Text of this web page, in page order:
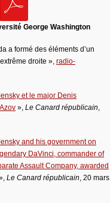
George Washington
a formé des éléments d’un
droite », radio-
et le major Denis
», Le Canard républicain,
and his government on
DaVinci, commander of
Assault Company, awarded
Le Canard républicain, 20 mars